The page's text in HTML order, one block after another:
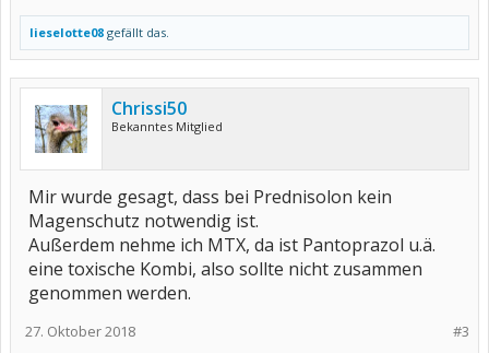
lieselotte08 gefällt das.
Chrissi50
Bekanntes Mitglied
Mir wurde gesagt, dass bei Prednisolon kein
Magenschutz notwendig ist.
Außerdem nehme ich MTX, da ist Pantoprazol u.ä.
eine toxische Kombi, also sollte nicht zusammen
genommen werden.
#3
27. Oktober 2018